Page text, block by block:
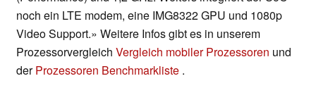
noch ein LTE modem, eine IMG8322 GPU und 1080p
Video Support.» Weitere Infos gibt es in unserem
Prozessorvergleich Vergleich mobiler Prozessoren und
derProzessoren Benchmarkliste .